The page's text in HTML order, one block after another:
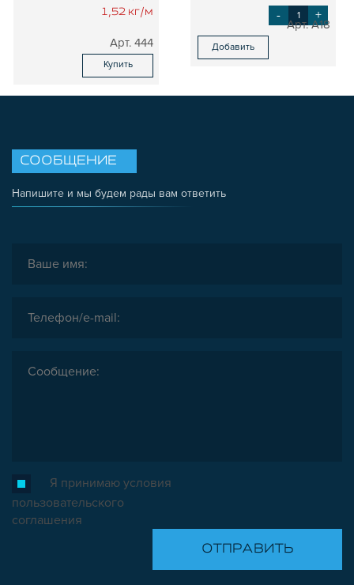
1,52 кг/м
444
Купить
- +
A18
Добавить
СООБЩЕНИЕ
Напишите и мы будем рады вам ответить
Я принимаю условия
пользовательского
соглашения